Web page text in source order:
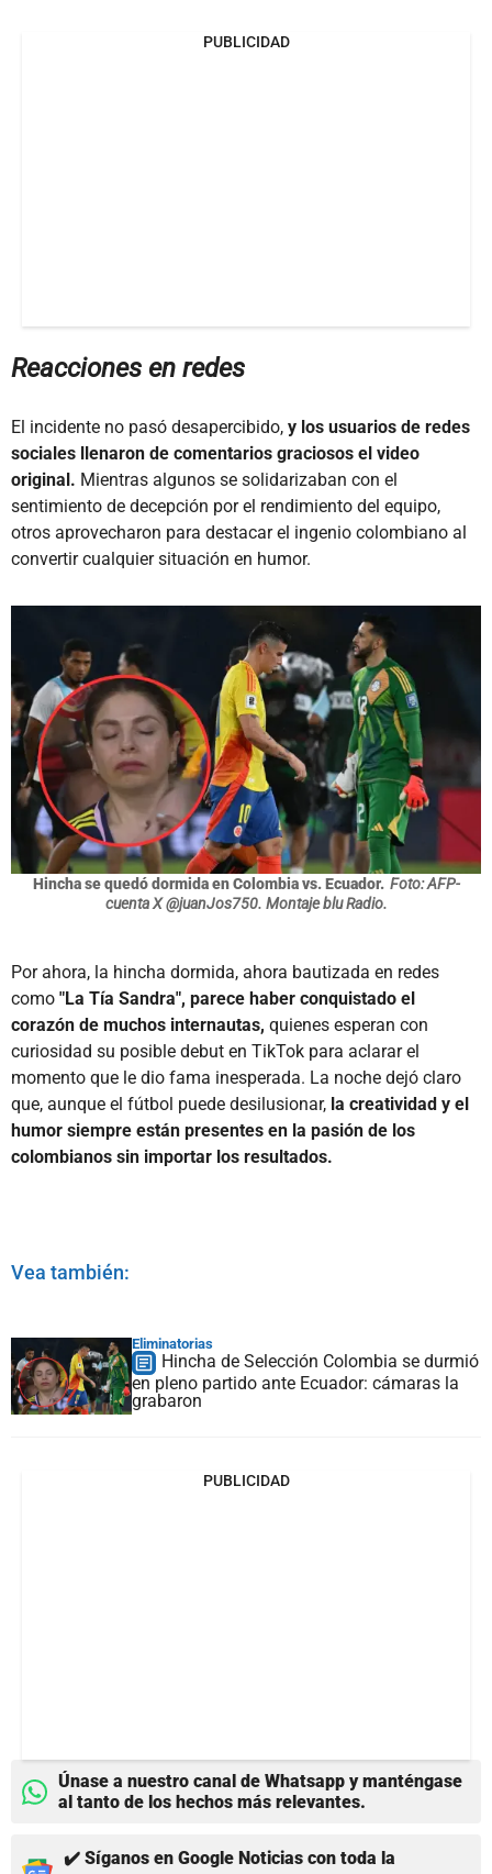
PUBLICIDAD
Reacciones en redes
El incidente no pasó desapercibido, y los usuarios de redes
sociales llenaron de comentarios graciosos el video
original. Mientras algunos se solidarizaban con el
sentimiento de decepción por el rendimiento del equipo,
otros aprovecharon para destacar el ingenio colombiano al
convertir cualquier situación en humor.
Hincha se quedó dormida en Colombia vs. Ecuador. Foto: AFP-
cuenta X @juanJos750. Montaje blu Radio.
Por ahora, la hincha dormida, ahora bautizada en redes
como "La Tía Sandra", parece haber conquistado el
corazón de muchos internautas, quienes esperan con
curiosidad su posible debut en TikTok para aclarar el
momento que le dio fama inesperada. La noche dejó claro
que, aunque el fútbol puede desilusionar, la creatividad y el
humor siempre están presentes en la pasión de los
colombianos sin importar los resultados.
Vea también:
Eliminatorias
Hincha de Selección Colombia se durmió
en pleno partido ante Ecuador: cámaras la
grabaron
PUBLICIDAD
Únase a nuestro canal de Whatsapp y manténgase
al tanto de los hechos más relevantes.
✔️ Síganos en Google Noticias con toda la